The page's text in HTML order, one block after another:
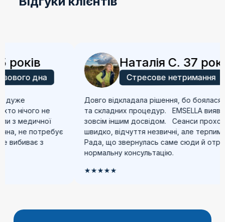
у періоді післяпологової або післяопераційної
дна
нічого не
медичної
не потребує
з
Наталія С. 37 років
Стресове нетримання
Довго відкладала рішення, бо боялася
та складних процедур. EMSELLA
зовсім іншим досвідом. Сеанси
швидко, відчуття незвичні, але терпимі.
Рада, що звернулась саме сюди й
нормальну консультацію.
★★★★★